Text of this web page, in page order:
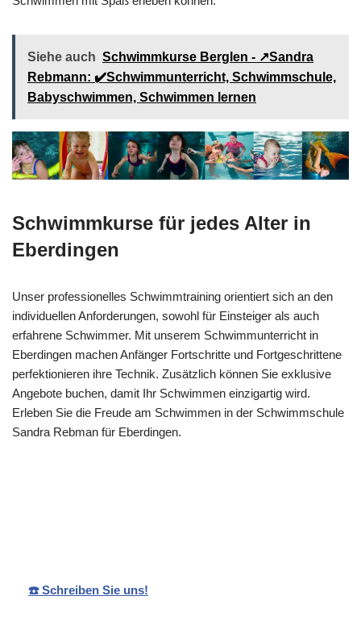
Siehe auch Schwimmkurse Berglen - ↗️Sandra
Rebmann: ✔️Schwimmunterricht, Schwimmschule,
Babyschwimmen, Schwimmen lernen
Schwimmkurse für jedes Alter in
Eberdingen
Unser professionelles Schwimmtraining orientiert sich an den
individuellen Anforderungen, sowohl für Einsteiger als auch
erfahrene Schwimmer. Mit unserem Schwimmunterricht in
Eberdingen machen Anfänger Fortschritte und Fortgeschrittene
perfektionieren ihre Technik. Zusätzlich können Sie exklusive
Angebote buchen, damit Ihr Schwimmen einzigartig wird.
Erleben Sie die Freude am Schwimmen in der Schwimmschule
Sandra Rebman für Eberdingen.
☎️ Schreiben Sie uns!